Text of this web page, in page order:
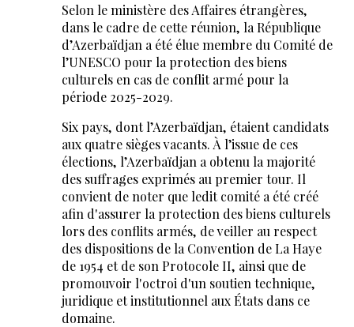
Selon le ministère des Affaires étrangères,
dans le cadre de cette réunion, la République
d’Azerbaïdjan a été élue membre du Comité de
l’UNESCO pour la protection des biens
culturels en cas de conflit armé pour la
période 2025-2029.
Six pays, dont l’Azerbaïdjan, étaient candidats
aux quatre sièges vacants. À l’issue de ces
élections, l’Azerbaïdjan a obtenu la majorité
des suffrages exprimés au premier tour. Il
convient de noter que ledit comité a été créé
afin d'assurer la protection des biens culturels
lors des conflits armés, de veiller au respect
des dispositions de la Convention de La Haye
de 1954 et de son Protocole II, ainsi que de
promouvoir l'octroi d'un soutien technique,
juridique et institutionnel aux États dans ce
domaine.